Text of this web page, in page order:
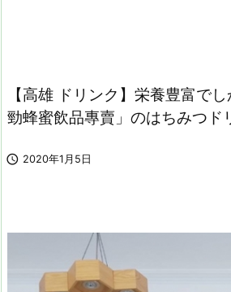
【高雄 ドリンク】栄養豊富で
勁蜂蜜飲品專賣」のはちみつド
 2020年1月5日